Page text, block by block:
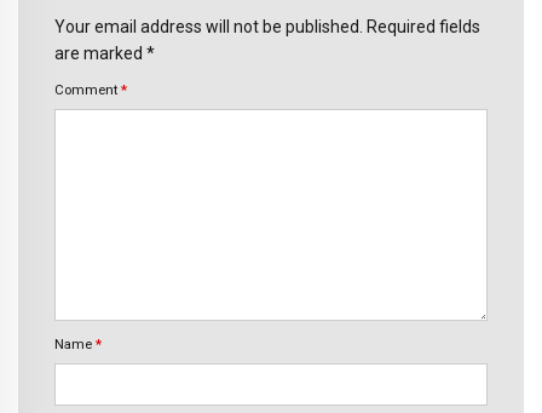
Your email address will not be published. Required fields
are marked *
Comment *
Name *